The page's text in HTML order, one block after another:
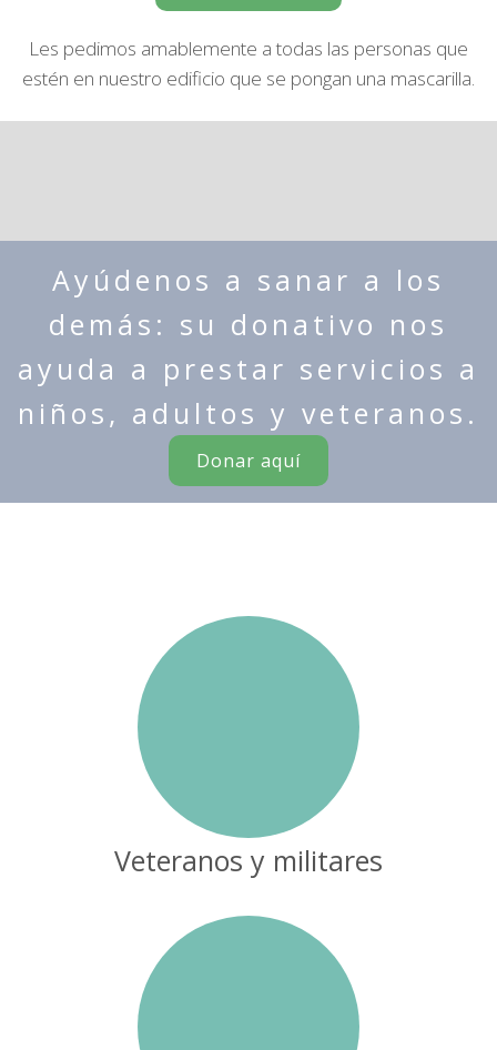
Les pedimos amablemente a todas las personas que
estén en nuestro edificio que se pongan una mascarilla.
Ayúdenos a sanar a los
demás: su donativo nos
ayuda a prestar servicios a
niños, adultos y veteranos.
Donar aquí
Veteranos y militares